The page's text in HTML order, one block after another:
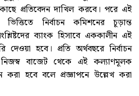
কাছে প্রতিবেদন দাখিল করবে। পরে এই
ভিত্তিতে নির্বাচন কমিশনের চূড়ান্ত
ব্যাংক হিসাবে এককালীন এই
দেওয়া হবে। প্রতি অর্থবছরে নির্বাচন
বাজেট থেকে এই কল্যাণমূলক
করা হবে বলে প্রজ্ঞাপনে উল্লেখ করা